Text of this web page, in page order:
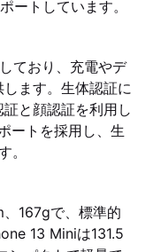
トしています。
ており、充電やデ
ます。生体認証に
と顔認証を利用し
ートを採用し、生
。
167gで、標準的
13 Miniは131.5